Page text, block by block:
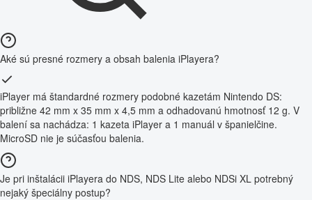
Aké sú presné rozmery a obsah balenia iPlayera?
iPlayer má štandardné rozmery podobné kazetám Nintendo DS:
približne 42 mm x 35 mm x 4,5 mm a odhadovanú hmotnosť 12 g. V
balení sa nachádza: 1 kazeta iPlayer a 1 manuál v španielčine.
MicroSD nie je súčasťou balenia.
Je pri inštalácii iPlayera do NDS, NDS Lite alebo NDSi XL potrebný
nejaký špeciálny postup?